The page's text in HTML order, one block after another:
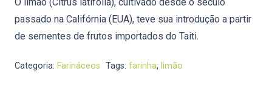
passado na Califórnia (EUA), teve sua introdução a partir
de sementes de frutos importados do Taiti.
Categoria: Farináceos Tags: farinha, limão